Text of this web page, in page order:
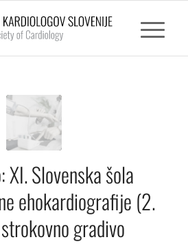
XI. Slovenska šola
ehokardiografije (2.
gradivo